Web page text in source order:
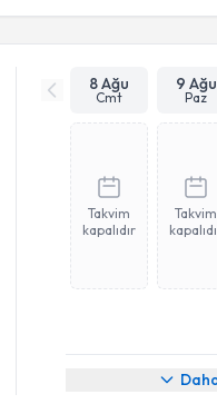
8 Ağu
Cmt
9 Ağu
Paz
Takvim
kapalıdır
Takvim